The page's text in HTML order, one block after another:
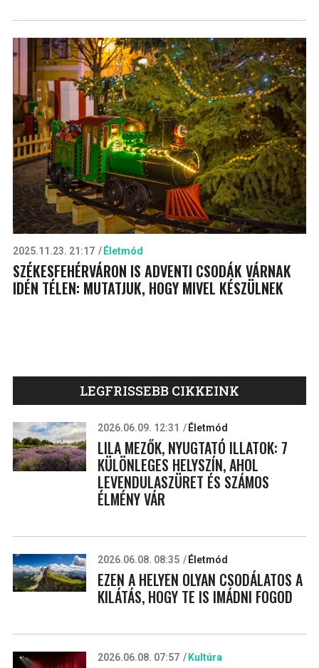
2025.11.23. 21:17 Életmód
SZÉKESFEHÉRVÁRON IS ADVENTI CSODÁK VÁRNAK
IDÉN TÉLEN: MUTATJUK, HOGY MIVEL KÉSZÜLNEK
LEGFRISSEBB CIKKEINK
2026.06.09. 12:31 Életmód
LILA MEZŐK, NYUGTATÓ ILLATOK: 7
KÜLÖNLEGES HELYSZÍN, AHOL
LEVENDULASZÜRET ÉS SZÁMOS
ÉLMÉNY VÁR
2026.06.08. 08:35 Életmód
EZEN A HELYEN OLYAN CSODÁLATOS A
KILÁTÁS, HOGY TE IS IMÁDNI FOGOD
2026.06.08. 07:57 Kultúra